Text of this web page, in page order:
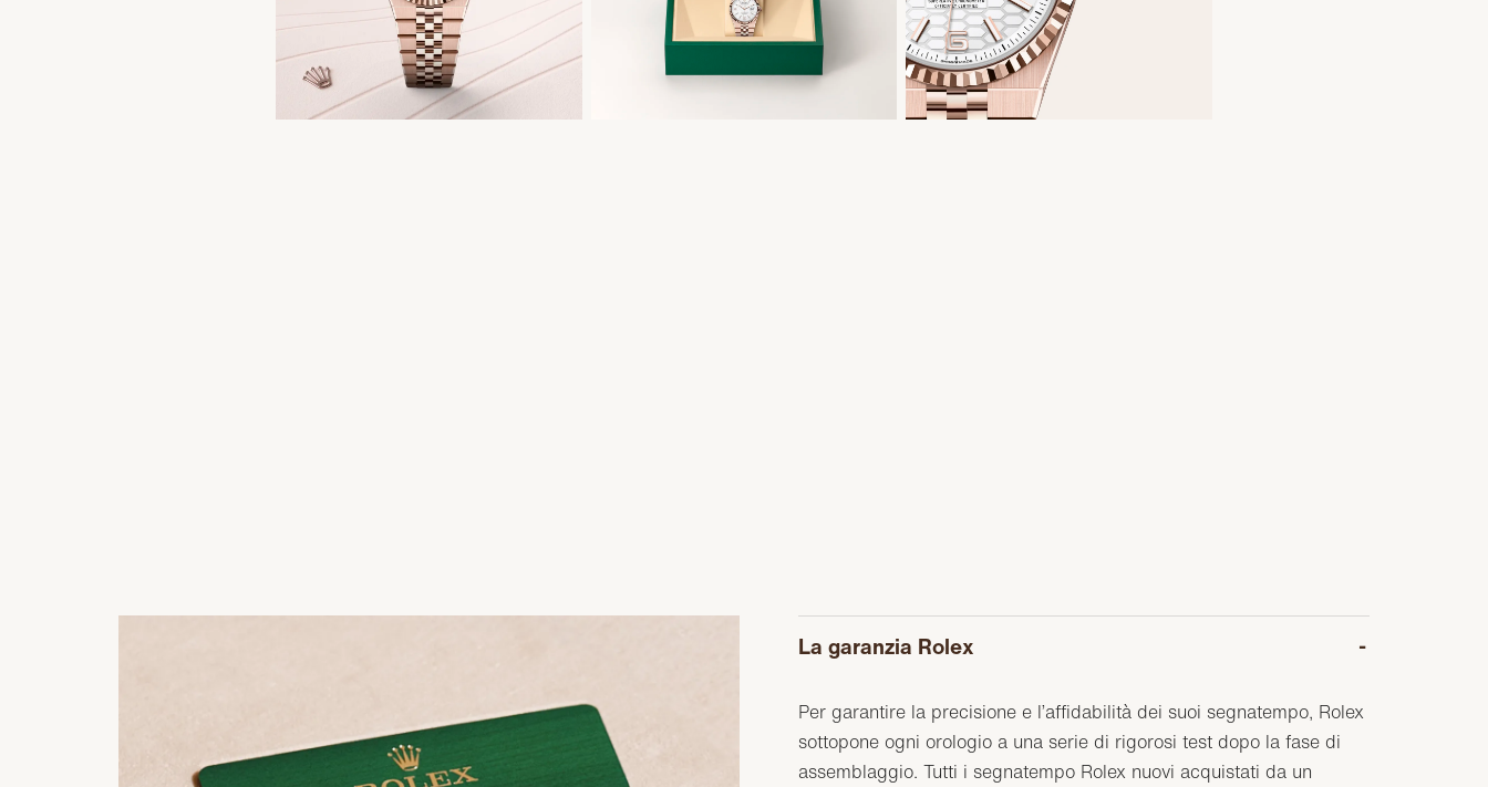
La garanzia Rolex
Per garantire la precisione e l’affidabilità dei suoi segnatempo, Rolex
sottopone ogni orologio a una serie di rigorosi test dopo la fase di
assemblaggio. Tutti i segnatempo Rolex nuovi acquistati da un